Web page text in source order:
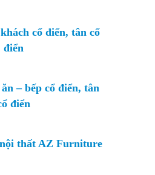
cổ điển, tân cổ
điển
– bếp cổ điển, tân
điển
thất AZ Furniture